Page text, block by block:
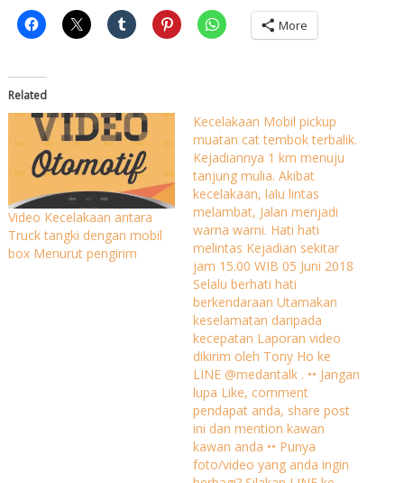
More
Related
Video Kecelakaan antara
Truck tangki dengan mobil
box Menurut pengirim
Kecelakaan Mobil pickup
muatan cat tembok terbalik.
Kejadiannya 1 km menuju
tanjung mulia. Akibat
kecelakaan, lalu lintas
melambat, Jalan menjadi
warna warni. Hati hati
melintas Kejadian sekitar
jam 15.00 WIB 05 Juni 2018
Selalu berhati hati
berkendaraan Utamakan
keselamatan daripada
kecepatan Laporan video
dikirim oleh Tony Ho ke
LINE @medantalk . •• Jangan
lupa Like, comment
pendapat anda, share post
ini dan mention kawan
kawan anda •• Punya
foto/video yang anda ingin